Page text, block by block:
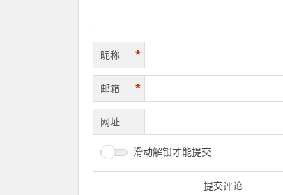
昵称 *
邮箱 *
网址
滑动解锁才能提交